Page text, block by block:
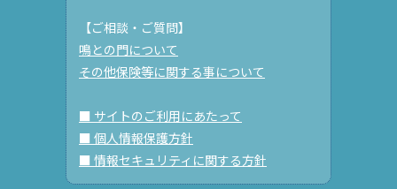
【ご相談・ご質問】
鳴との門について
その他保険等に関する事について
■ サイトのご利用にあたって
■ 個人情報保護方針
■ 情報セキュリティに関する方針